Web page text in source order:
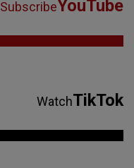
SubscribeYouTube
WatchTikTok